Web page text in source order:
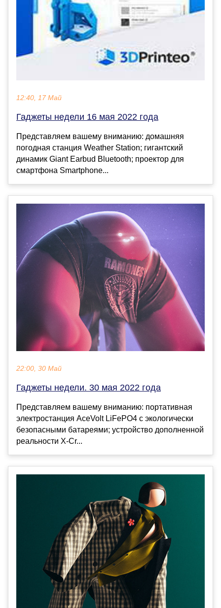
12:40, 17 Май
Гаджеты недели 16 мая 2022 года
Представляем вашему вниманию: домашняя
погодная станция Weather Station; гигантский
динамик Giant Earbud Bluetooth; проектор для
смартфона Smartphone...
22:00, 30 Май
Гаджеты недели. 30 мая 2022 года
Представляем вашему вниманию: портативная
электростанция AceVolt LiFePO4 с экологически
безопасными батареями; устройство дополненной
реальности X-Cr...